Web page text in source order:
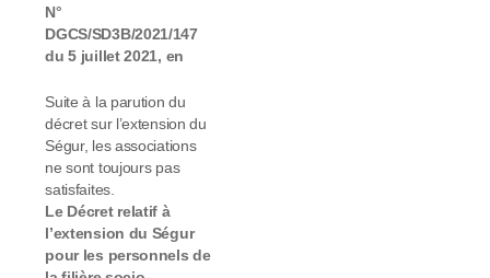
N°
DGCS/SD3B/2021/147
du 5 juillet 2021, en
Sexualité et handicap
La circulaire du
05/07/21 rappelle aux
établissements et
services sociaux et
médico-sociaux :
droit à la vie affective,
intime et sexuelle des
Suite à la parution du
décret sur l’extension du
Ségur, les associations
ne sont toujours pas
satisfaites.
Le Décret relatif à
l’extension du Ségur
pour les personnels de